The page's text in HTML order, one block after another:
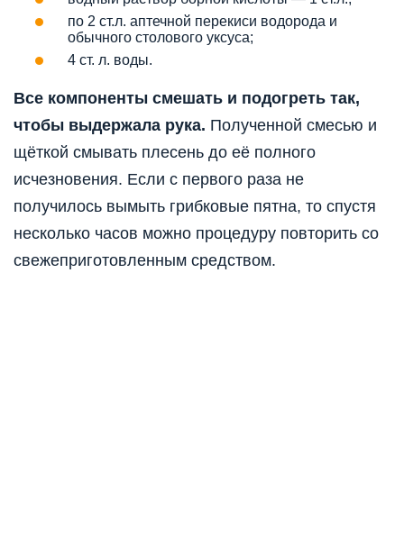
по 2 ст.л. аптечной перекиси водорода и
обычного столового уксуса;
4 ст. л. воды.
Все компоненты смешать и подогреть так,
чтобы выдержала рука. Полученной смесью и
щёткой смывать плесень до её полного
исчезновения. Если с первого раза не
получилось вымыть грибковые пятна, то спустя
несколько часов можно процедуру повторить со
свежеприготовленным средством.